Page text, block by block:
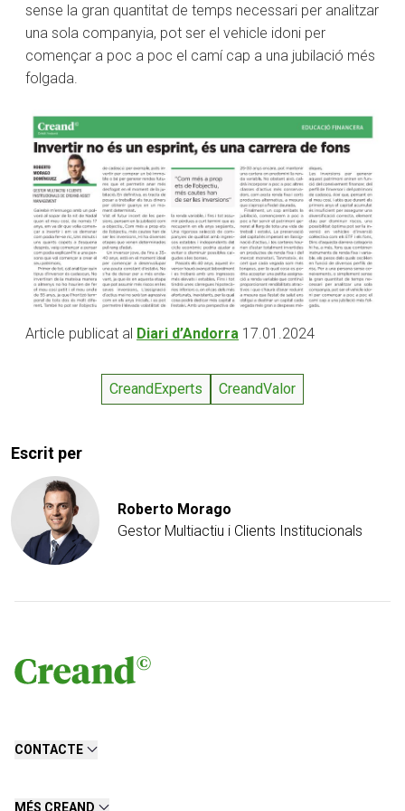
sense la gran quantitat de temps necessari per analitzar
una sola companyia, pot ser el vehicle idoni per
començar a poc a poc el camí cap a una jubilació més
folgada.
Article publicat al Diari d’Andorra 17.01.2024
CreandExperts CreandValor
Escrit per
Roberto Morago
Gestor Multiactiu i Clients Institucionals
CONTACTE
MÉS CREAND